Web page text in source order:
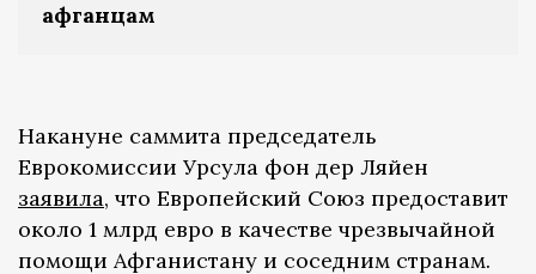
афганцам
Накануне саммита председатель
Еврокомиссии Урсула фон дер Ляйен
заявила, что Европейский Союз предоставит
около 1 млрд евро в качестве чрезвычайной
помощи Афганистану и соседним странам.